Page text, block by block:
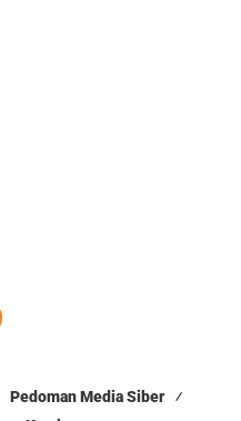
Pedoman Media Siber